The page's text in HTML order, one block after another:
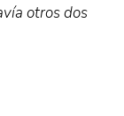
otros dos